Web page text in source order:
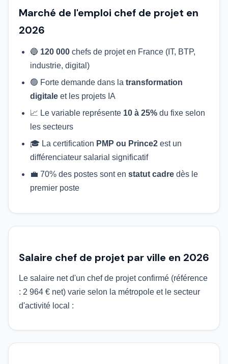
Marché de l'emploi chef de projet en
2026
🔵 120 000 chefs de projet en France (IT, BTP,
industrie, digital)
🟢 Forte demande dans la transformation
digitale et les projets IA
📈 Le variable représente 10 à 25% du fixe selon
les secteurs
🎓 La certification PMP ou Prince2 est un
différenciateur salarial significatif
💼 70% des postes sont en statut cadre dès le
premier poste
Salaire chef de projet par ville en 2026
Le salaire net d'un chef de projet confirmé (référence
: 2 964 € net) varie selon la métropole et le secteur
d'activité local :